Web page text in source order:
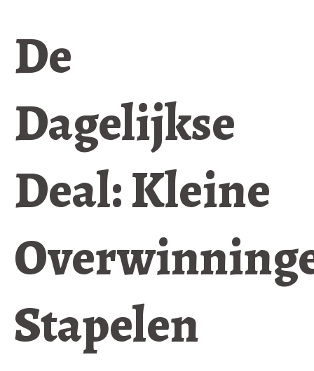
De
Dagelijkse
Deal: Kleine
Stapelen